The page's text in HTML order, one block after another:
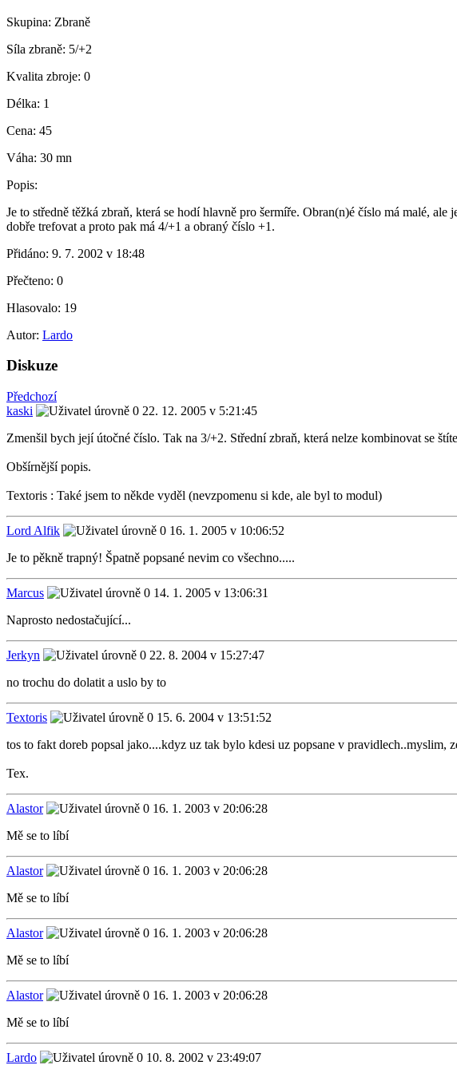
Skupina: Zbraně
Síla zbraně: 5/+2
Kvalita zbroje: 0
Délka: 1
Cena: 45
Váha: 30 mn
Popis:
Je to středně těžká zbraň, která se hodí hlavně pro šermíře. Obran(n)é číslo má malé,
dobře trefovat a proto pak má 4/+1 a obraný číslo +1.
Přidáno: 9. 7. 2002 v 18:48
Přečteno: 0
Hlasovalo: 19
Autor: Lardo
Diskuze
Předchozí
kaski
22. 12. 2005 v 5:21:45
Zmenšil bych její útočné číslo. Tak na 3/+2. Střední zbraň, která nelze kombinovat se
Obšírnější popis.
Textoris : Také jsem to někde vyděl (nevzpomenu si kde, ale byl to modul)
Lord Alfik
16. 1. 2005 v 10:06:52
Je to pěkně trapný! Špatně popsané nevim co všechno.....
Marcus
14. 1. 2005 v 13:06:31
Naprosto nedostačující...
Jerkyn
22. 8. 2004 v 15:27:47
no trochu do dolatit a uslo by to
Textoris
15. 6. 2004 v 13:51:52
tos to fakt doreb popsal jako....kdyz uz tak bylo kdesi uz popsane v pravidlech..myslim,
Tex.
Alastor
16. 1. 2003 v 20:06:28
Mě se to líbí
Alastor
16. 1. 2003 v 20:06:28
Mě se to líbí
Alastor
16. 1. 2003 v 20:06:28
Mě se to líbí
Alastor
16. 1. 2003 v 20:06:28
Mě se to líbí
Lardo 10. 8. 2002 v 23:49:07